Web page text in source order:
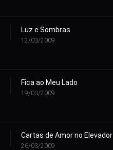
Luz e Sombras
12/03/2009
Fica ao Meu Lado
19/03/2009
Cartas de Amor no Elevador
26/03/2009